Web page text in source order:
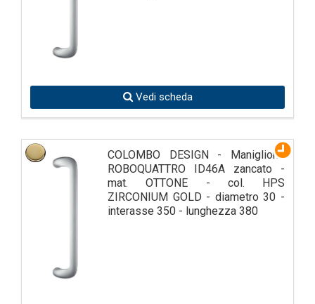
Vedi scheda
COLOMBO DESIGN - Maniglione
ROBOQUATTRO ID46A zancato -
mat. OTTONE - col. HPS
ZIRCONIUM GOLD - diametro 30 -
interasse 350 - lunghezza 380